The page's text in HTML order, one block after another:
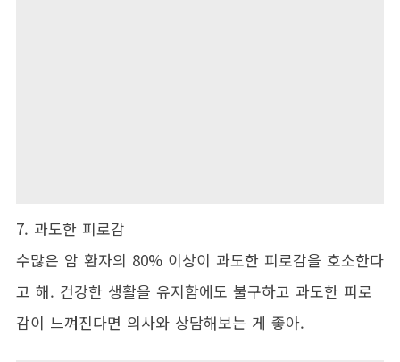
7. 과도한 피로감
수많은 암 환자의 80% 이상이 과도한 피로감을 호소한다
고 해. 건강한 생활을 유지함에도 불구하고 과도한 피로
감이 느껴진다면 의사와 상담해보는 게 좋아.